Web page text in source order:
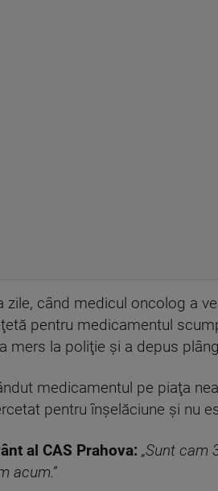
când medicul oncolog a
pentru medicamentul
mers la poliţie şi a depus
medicamentul pe piaţa
pentru înşelăciune și nu
al CAS Prahova: „Sunt cam
acum.”